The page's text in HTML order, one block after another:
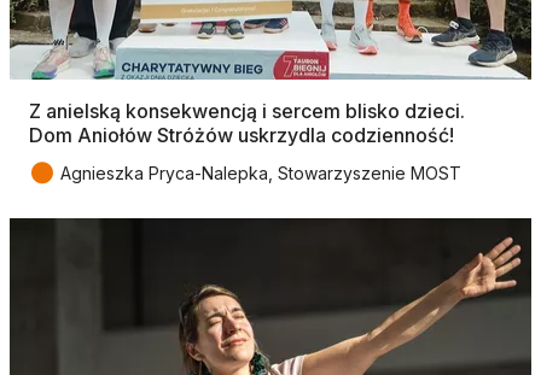
Z anielską konsekwencją i sercem blisko dzieci.
Dom Aniołów Stróżów uskrzydla codzienność!
● Agnieszka Pryca-Nalepka, Stowarzyszenie MOST